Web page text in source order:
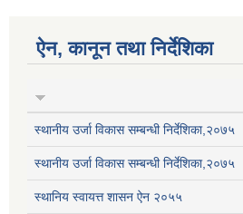
ऐन, कानून तथा निर्देशिका
स्थानीय उर्जा विकास सम्बन्धी निर्देशिका,२०७५
स्थानीय उर्जा विकास सम्बन्धी निर्देशिका,२०७५
स्थानिय स्वायत्त शासन ऐन २०५५